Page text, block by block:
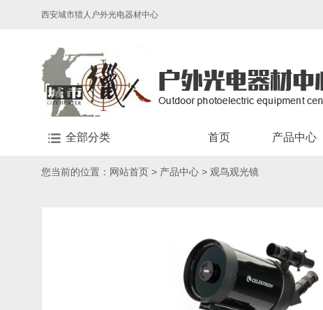
西安城市猎人户外光电器材中心
全部分类 首页 产品中心
您当前的位置： 网站首页 > 产品中心 > 观鸟观光镜